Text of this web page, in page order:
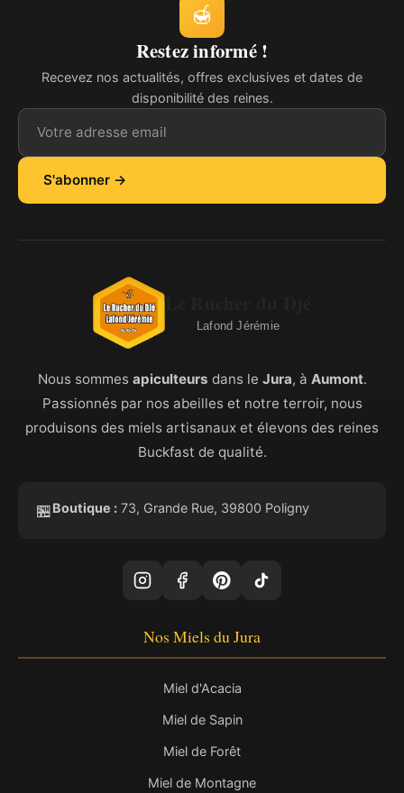
🍯
Restez informé !
Recevez nos actualités, offres exclusives et dates de
disponibilité des reines.
Adresse email
S'abonner →
Le Rucher du Djé
Lafond Jérémie
Nous sommes apiculteurs dans le Jura, à Aumont.
Passionnés par nos abeilles et notre terroir, nous
produisons des miels artisanaux et élevons des reines
Buckfast de qualité.
🏪Boutique : 73, Grande Rue, 39800 Poligny
Nos Miels du Jura
Miel d'Acacia
Miel de Sapin
Miel de Forêt
Miel de Montagne